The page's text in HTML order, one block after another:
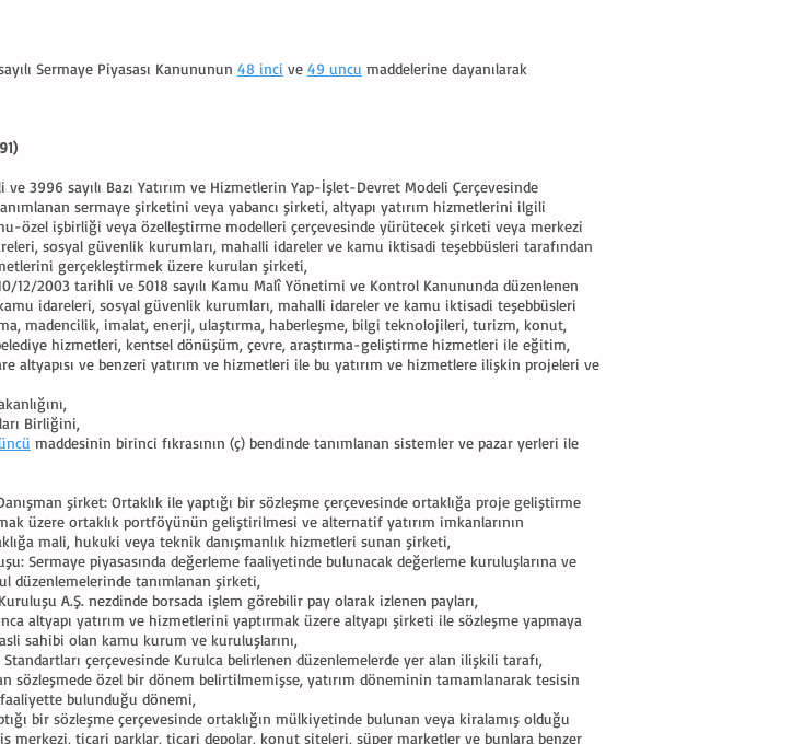
Sermaye Piyasası Kanununun 48 inci ve 49 uncu maddelerine dayanılarak
3996 sayılı Bazı Yatırım ve Hizmetlerin Yap-İşlet-Devret Modeli Çerçevesinde
sermaye şirketini veya yabancı şirketi, altyapı yatırım hizmetlerini ilgili
özel işbirliği veya özelleştirme modelleri çerçevesinde yürütecek şirketi veya merkezi
sosyal güvenlik kurumları, mahalli idareler ve kamu iktisadi teşebbüsleri tarafından
gerçekleştirmek üzere kurulan şirketi,
12/2003 tarihli ve 5018 sayılı Kamu Malî Yönetimi ve Kontrol Kanununda düzenlenen
idareleri, sosyal güvenlik kurumları, mahalli idareler ve kamu iktisadi teşebbüsleri
madencilik, imalat, enerji, ulaştırma, haberleşme, bilgi teknolojileri, turizm, konut,
hizmetleri, kentsel dönüşüm, çevre, araştırma-geliştirme hizmetleri ile eğitim,
altyapısı ve benzeri yatırım ve hizmetleri ile bu yatırım ve hizmetlere ilişkin projeleri ve
Birliğini,
maddesinin birinci fıkrasının (ç) bendinde tanımlanan sistemler ve pazar yerleri ile
şirket: Ortaklık ile yaptığı bir sözleşme çerçevesinde ortaklığa proje geliştirme
üzere ortaklık portföyünün geliştirilmesi ve alternatif yatırım imkanlarının
mali, hukuki veya teknik danışmanlık hizmetleri sunan şirketi,
Sermaye piyasasında değerleme faaliyetinde bulunacak değerleme kuruluşlarına ve
düzenlemelerinde tanımlanan şirketi,
A.Ş. nezdinde borsada işlem görebilir pay olarak izlenen payları,
altyapı yatırım ve hizmetlerini yaptırmak üzere altyapı şirketi ile sözleşme yapmaya
sahibi olan kamu kurum ve kuruluşlarını,
çerçevesinde Kurulca belirlenen düzenlemelerde yer alan ilişkili tarafı,
sözleşmede özel bir dönem belirtilmemişse, yatırım döneminin tamamlanarak tesisin
bulunduğu dönemi,
bir sözleşme çerçevesinde ortaklığın mülkiyetinde bulunan veya kiralamış olduğu
merkezi, ticari parklar, ticari depolar, konut siteleri, süper marketler ve bunlara benzer